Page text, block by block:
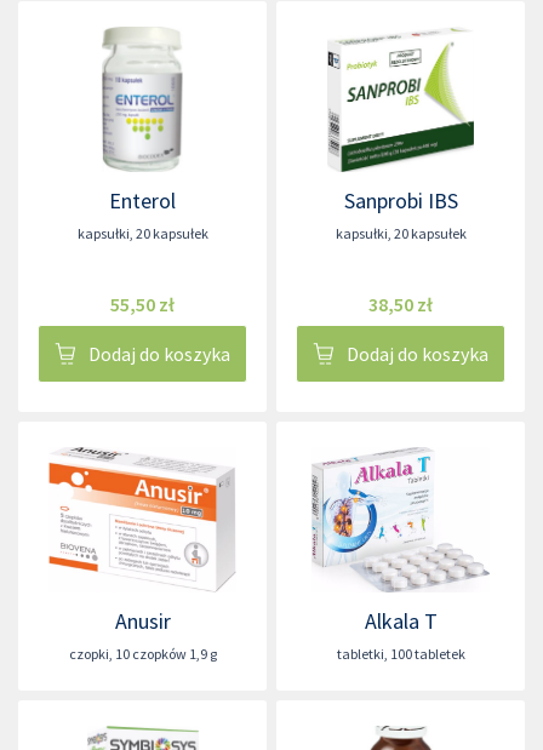
Enterol
kapsułki, 20 kapsułek
55,50 zł
Dodaj do koszyka
Sanprobi IBS
kapsułki, 20 kapsułek
38,50 zł
Dodaj do koszyka
Anusir
czopki, 10 czopków 1,9 g
Alkala T
tabletki, 100 tabletek